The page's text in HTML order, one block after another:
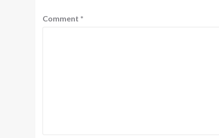
Comment *